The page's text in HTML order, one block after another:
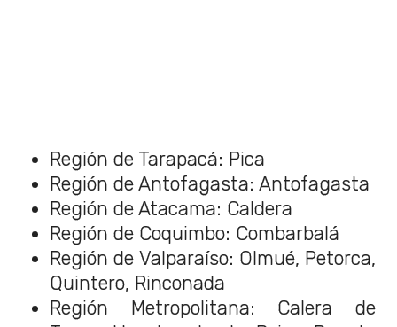
Región de Tarapacá: Pica
Región de Antofagasta: Antofagasta
Región de Atacama: Caldera
Región de Coquimbo: Combarbalá
Región de Valparaíso: Olmué, Petorca,
Quintero, Rinconada
Región Metropolitana: Calera de